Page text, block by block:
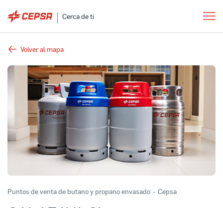
Cerca de ti
Volver al mapa
Puntos de venta de butano y propano envasado - Cepsa